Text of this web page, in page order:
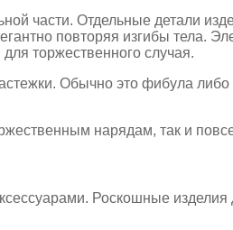
части. Отдельные детали
повторяя изгибы тела.
торжественного случая.
Обычно это фибула
нарядам, так и
Роскошные